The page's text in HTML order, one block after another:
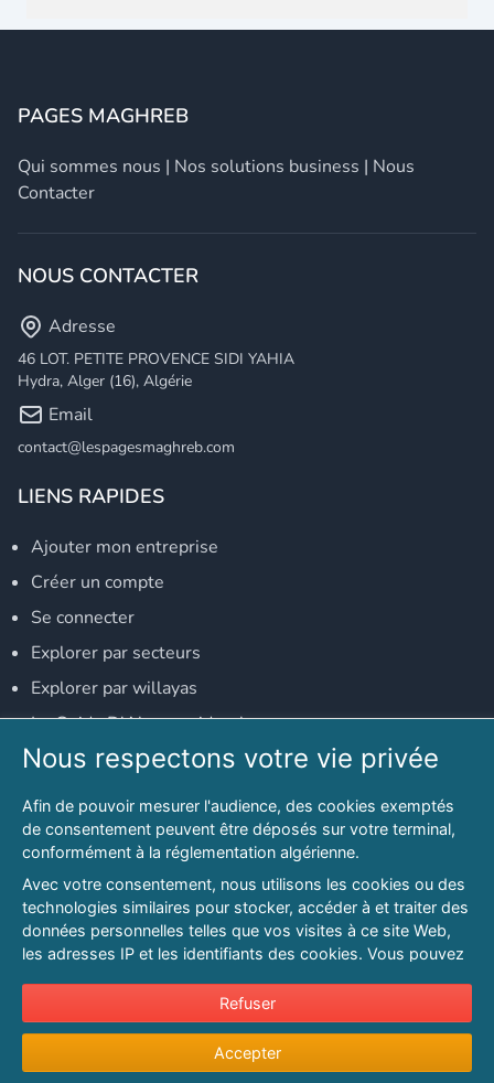
PAGES MAGHREB
Qui sommes nous | Nos solutions business | Nous
Contacter
NOUS CONTACTER
Adresse
46 LOT. PETITE PROVENCE SIDI YAHIA
Hydra, Alger (16), Algérie
Email
contact@lespagesmaghreb.com
LIENS RAPIDES
Ajouter mon entreprise
Créer un compte
Se connecter
Explorer par secteurs
Explorer par willayas
Le Guide D'Alger, guide-alger.com
NOS RÉSEAUX SOCIAUX
Notre page Facebook
Notre page LinkedIn
Notre page Instagram
Notre page Twitter
© 2026 PAGESMAGHREB.COM. ALL RIGHTS RESERVED
Conditions générales d'utilisation
confidentialité
Protection de la vie privée
Nous respectons votre vie privée
Afin de pouvoir mesurer l'audience, des cookies exemptés
de consentement peuvent être déposés sur votre terminal,
conformément à la réglementation algérienne.
Avec votre consentement, nous utilisons les cookies ou des
technologies similaires pour stocker, accéder à et traiter des
données personnelles telles que vos visites à ce site Web,
les adresses IP et les identifiants des cookies. Vous pouvez
sur l'intérêt légitime à tout moment en cliquant sur « Refuser
».
Pour en savoir plus sur notre politique en matière de cookies
et pour ajuster vos préférences, veuillez consulter notre
Refuser
Accepter